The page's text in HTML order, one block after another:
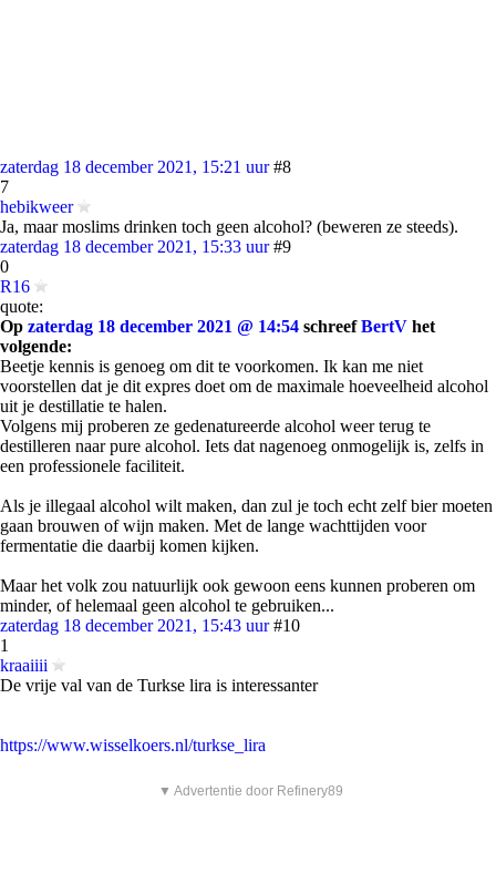
zaterdag 18 december 2021, 15:21 uur #8
7
hebikweer
Ja, maar moslims drinken toch geen alcohol? (beweren ze steeds).
zaterdag 18 december 2021, 15:33 uur #9
0
R16
quote:
Op zaterdag 18 december 2021 @ 14:54 schreefBertV het
volgende:
Beetje kennis is genoeg om dit te voorkomen. Ik kan me niet
voorstellen dat je dit expres doet om de maximale hoeveelheid alcohol
uit je destillatie te halen.
Volgens mij proberen ze gedenatureerde alcohol weer terug te
destilleren naar pure alcohol. Iets dat nagenoeg onmogelijk is, zelfs in
een professionele faciliteit.
Als je illegaal alcohol wilt maken, dan zul je toch echt zelf bier moeten
gaan brouwen of wijn maken. Met de lange wachttijden voor
fermentatie die daarbij komen kijken.
Maar het volk zou natuurlijk ook gewoon eens kunnen proberen om
minder, of helemaal geen alcohol te gebruiken...
zaterdag 18 december 2021, 15:43 uur #10
1
kraaiiii
De vrije val van de Turkse lira is interessanter
https://www.wisselkoers.nl/turkse_lira
▼ Advertentie door Refinery89